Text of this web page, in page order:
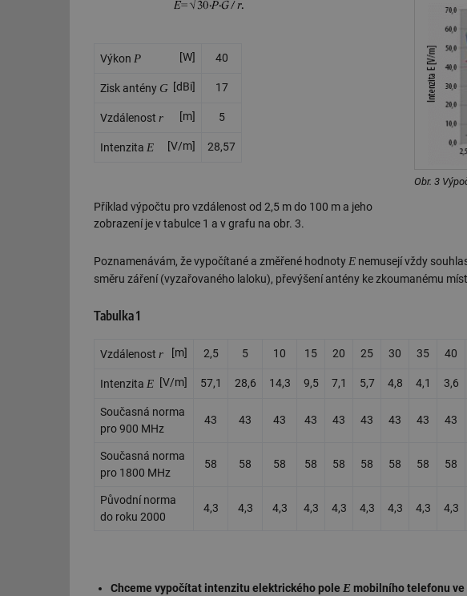
Obr. 3
Výkon P [W] 40
Zisk antény G [dBi] 17
Vzdálenost r [m] 5
Intenzita E [V/m] 28,57
Příklad výpočtu pro vzdálenost od 2,5 m do 100 m a jeho
zobrazení je v tabulce 1 a v grafu na obr. 3.
Poznamenávám, že vypočítané a změřené hodnoty E nemusejí vždy
směru záření (vyzařovaného laloku), převýšení antény ke zkoumanému
Tabulka 1
Vzdálenost r [m] 2,5 5 10 15 20 25 30 35 40
Intenzita E [V/m] 57,1 28,6 14,3 9,5 7,1 5,7 4,8 4,1 3,6
Současná norma
pro 900 MHz
43 43 43 43 43 43 43 43 43
Současná norma
pro 1800 MHz
58 58 58 58 58 58 58 58 58
Původní norma
do roku 2000
4,3 4,3 4,3 4,3 4,3 4,3 4,3 4,3 4,3
Chceme vypočítat intenzitu elektrického pole Emobilního telefonu